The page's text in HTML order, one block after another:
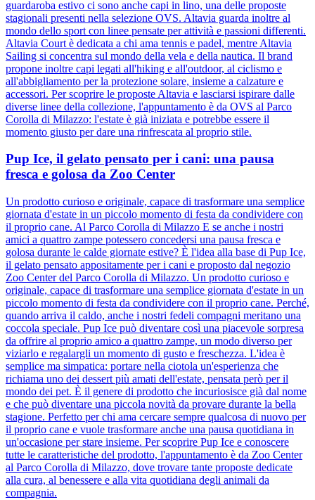
guardaroba estivo ci sono anche capi in lino, una delle proposte
stagionali presenti nella selezione OVS. Altavia guarda inoltre al
mondo dello sport con linee pensate per attività e passioni differenti.
Altavia Court è dedicata a chi ama tennis e padel, mentre Altavia
Sailing si concentra sul mondo della vela e della nautica. Il brand
propone inoltre capi legati all'hiking e all'outdoor, al ciclismo e
all'abbigliamento per la protezione solare, insieme a calzature e
accessori. Per scoprire le proposte Altavia e lasciarsi ispirare dalle
diverse linee della collezione, l'appuntamento è da OVS al Parco
Corolla di Milazzo: l'estate è già iniziata e potrebbe essere il
momento giusto per dare una rinfrescata al proprio stile.
Pup Ice, il gelato pensato per i cani: una pausa
fresca e golosa da Zoo Center
Un prodotto curioso e originale, capace di trasformare una semplice
giornata d'estate in un piccolo momento di festa da condividere con
il proprio cane. Al Parco Corolla di Milazzo E se anche i nostri
amici a quattro zampe potessero concedersi una pausa fresca e
golosa durante le calde giornate estive? È l'idea alla base di Pup Ice,
il gelato pensato appositamente per i cani e proposto dal negozio
Zoo Center del Parco Corolla di Milazzo. Un prodotto curioso e
originale, capace di trasformare una semplice giornata d'estate in un
piccolo momento di festa da condividere con il proprio cane. Perché,
quando arriva il caldo, anche i nostri fedeli compagni meritano una
coccola speciale. Pup Ice può diventare così una piacevole sorpresa
da offrire al proprio amico a quattro zampe, un modo diverso per
viziarlo e regalargli un momento di gusto e freschezza. L'idea è
semplice ma simpatica: portare nella ciotola un'esperienza che
richiama uno dei dessert più amati dell'estate, pensata però per il
mondo dei pet. È il genere di prodotto che incuriosisce già dal nome
e che può diventare una piccola novità da provare durante la bella
stagione. Perfetto per chi ama cercare sempre qualcosa di nuovo per
il proprio cane e vuole trasformare anche una pausa quotidiana in
un'occasione per stare insieme. Per scoprire Pup Ice e conoscere
tutte le caratteristiche del prodotto, l'appuntamento è da Zoo Center
al Parco Corolla di Milazzo, dove trovare tante proposte dedicate
alla cura, al benessere e alla vita quotidiana degli animali da
compagnia.